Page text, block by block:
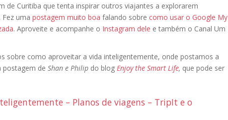
de Curitiba que tenta inspirar outros viajantes a explorarem
uma postagem muito boa falando sobre como usar o Google My
. Aproveite e acompanhe o Instagram dele e também o Canal Um
sobre como aproveitar a vida inteligentemente, onde postamos a
postagem de Shan e Philip do blog Enjoy the Smart Life, que pode ser
– Planos de viagens – TripIt e o